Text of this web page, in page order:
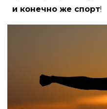
и конечно же спорт!